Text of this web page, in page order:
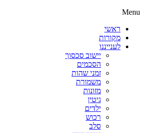
Menu
ראשי
מקורות
לענייננו
יישוב סכסוך
הסכמים
זמני שהות
משמורת
מזונות
גיטין
ילדים
רכוש
סלב